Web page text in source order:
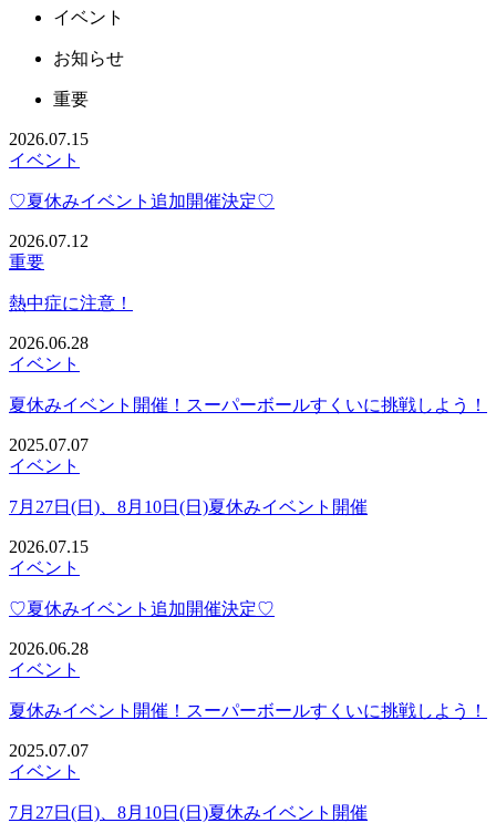
イベント
お知らせ
重要
2026.07.15
イベント
♡夏休みイベント追加開催決定♡
2026.07.12
重要
熱中症に注意！
2026.06.28
イベント
夏休みイベント開催！スーパーボールすくいに挑戦しよう！
2025.07.07
イベント
7月27日(日)、8月10日(日)夏休みイベント開催
2026.07.15
イベント
♡夏休みイベント追加開催決定♡
2026.06.28
イベント
夏休みイベント開催！スーパーボールすくいに挑戦しよう！
2025.07.07
イベント
7月27日(日)、8月10日(日)夏休みイベント開催